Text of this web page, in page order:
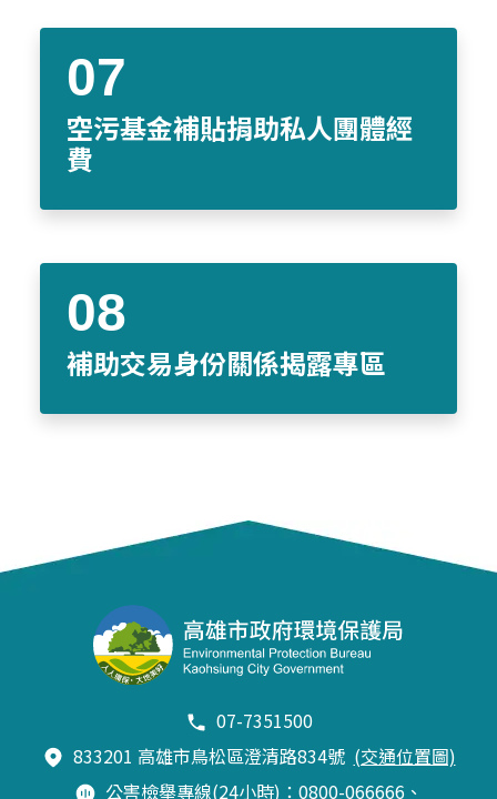
空污基金補貼捐助私人團體經
費
補助交易身份關係揭露專區
07-7351500
833201 高雄市鳥松區澄清路834號 (交通位置圖)
公害檢舉專線(24小時)：0800-066666、